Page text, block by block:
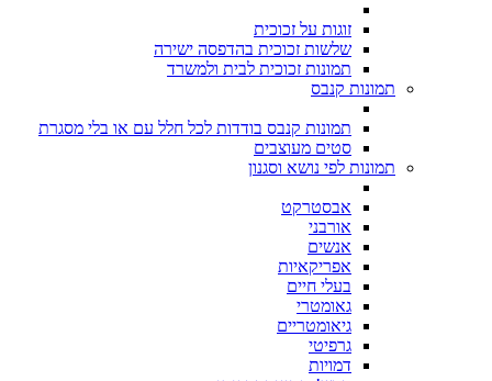
זוגות על זכוכית
שלשות זכוכית בהדפסה ישירה
תמונות זכוכית לבית ולמשרד
תמונות קנבס
תמונות קנבס בודדות לכל חלל עם או בלי מסגרת
סטים מעוצבים
תמונות לפי נושא וסגנון
אבסטרקט
אורבני
אנשים
אפריקאיות
בעלי חיים
גאומטרי
גיאומטריים
גרפיטי
דמויות